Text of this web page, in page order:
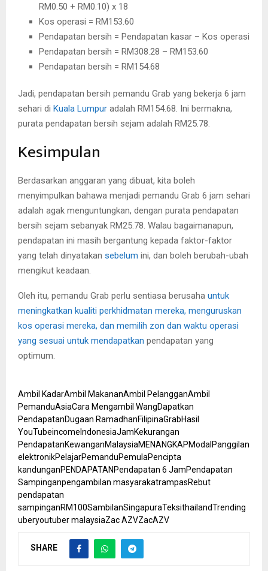
RM0.50 + RM0.10) x 18
Kos operasi = RM153.60
Pendapatan bersih = Pendapatan kasar – Kos operasi
Pendapatan bersih = RM308.28 – RM153.60
Pendapatan bersih = RM154.68
Jadi, pendapatan bersih pemandu Grab yang bekerja 6 jam
sehari di Kuala Lumpur adalah RM154.68. Ini bermakna,
purata pendapatan bersih sejam adalah RM25.78.
Kesimpulan
Berdasarkan anggaran yang dibuat, kita boleh
menyimpulkan bahawa menjadi pemandu Grab 6 jam sehari
adalah agak menguntungkan, dengan purata pendapatan
bersih sejam sebanyak RM25.78. Walau bagaimanapun,
pendapatan ini masih bergantung kepada faktor-faktor
yang telah dinyatakan sebelum ini, dan boleh berubah-ubah
mengikut keadaan.
Oleh itu, pemandu Grab perlu sentiasa berusaha untuk
meningkatkan kualiti perkhidmatan mereka, menguruskan
kos operasi mereka, dan memilih zon dan waktu operasi
yang sesuai untuk mendapatkan pendapatan yang
optimum.
Ambil KadarAmbil MakananAmbil PelangganAmbil
PemanduAsiaCara Mengambil WangDapatkan
PendapatanDugaan RamadhanFilipinaGrabHasil
YouTubeincomeIndonesiaJamKekurangan
PendapatanKewanganMalaysiaMENANGKAPModalPanggilan
elektronikPelajarPemanduPemulaPencipta
kandunganPENDAPATANPendapatan 6 JamPendapatan
Sampinganpengambilan masyarakatrampasRebut
pendapatan
sampinganRM100SambilanSingapuraTeksithailandTrending
uberyoutuber malaysiaZac AZVZacAZV
SHARE